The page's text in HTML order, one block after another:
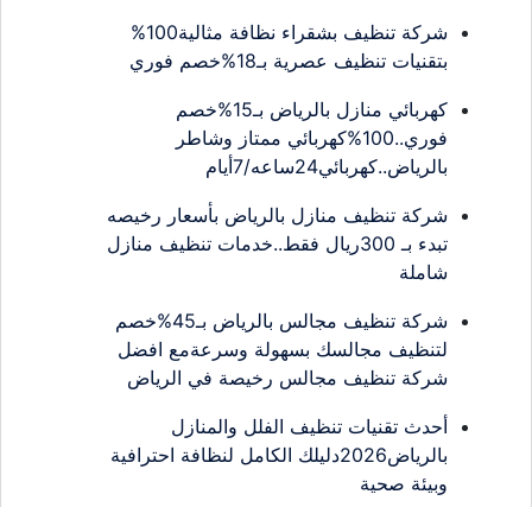
شركة تنظيف بشقراء نظافة مثالية100%
بتقنيات تنظيف عصرية بـ18%خصم فوري
كهربائي منازل بالرياض بـ15%خصم
فوري..100%كهربائي ممتاز وشاطر
بالرياض..كهربائي24ساعه/7أيام
شركة تنظيف منازل بالرياض بأسعار رخيصه
تبدء بـ 300ريال فقط..خدمات تنظيف منازل
شاملة
شركة تنظيف مجالس بالرياض بـ45%خصم
لتنظيف مجالسك بسهولة وسرعةمع افضل
شركة تنظيف مجالس رخيصة في الرياض
أحدث تقنيات تنظيف الفلل والمنازل
بالرياض2026دليلك الكامل لنظافة احترافية
وبيئة صحية